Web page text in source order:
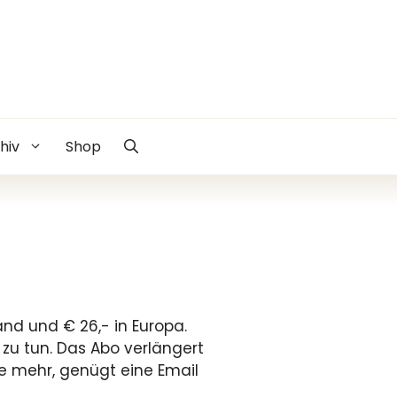
Shop
und € 26,- in Europa.
tun. Das Abo verlängert
mehr, genügt eine Email